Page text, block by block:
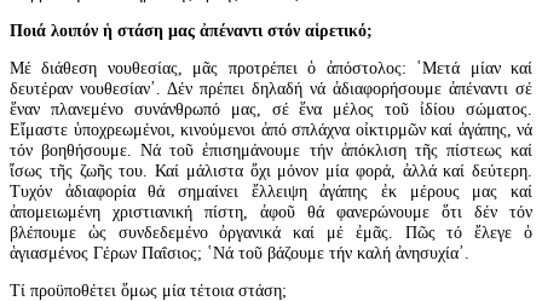
Ποιά λοιπόν ἡ στάση μας ἀπέναντι στόν αἱρετικό;
Μέ διάθεση νουθεσίας, μᾶς προτρέπει ὁ ἀπόστολος: ῾Μετά μίαν καί
δευτέραν νουθεσίαν᾽. Δέν πρέπει δηλαδή νά ἀδιαφορήσουμε ἀπέναντι σέ
ἕναν πλανεμένο συνάνθρωπό μας, σέ ἕνα μέλος τοῦ ἰδίου σώματος.
Εἴμαστε ὑποχρεωμένοι, κινούμενοι ἀπό σπλάχνα οἰκτιρμῶν καί ἀγάπης, νά
τόν βοηθήσουμε. Νά τοῦ ἐπισημάνουμε τήν ἀπόκλιση τῆς πίστεως καί
ἴσως τῆς ζωῆς του. Καί μάλιστα ὄχι μόνον μία φορά, ἀλλά καί δεύτερη.
Τυχόν ἀδιαφορία θά σημαίνει ἔλλειψη ἀγάπης ἐκ μέρους μας καί
ἀπομειωμένη χριστιανική πίστη, ἀφοῦ θά φανερώνουμε ὅτι δέν τόν
βλέπουμε ὡς συνδεδεμένο ὀργανικά καί μέ ἐμᾶς. Πῶς τό ἔλεγε ὁ
ἁγιασμένος Γέρων Παΐσιος; ῾Νά τοῦ βάζουμε τήν καλή ἀνησυχία᾽.
Τί προϋποθέτει ὅμως μία τέτοια στάση;